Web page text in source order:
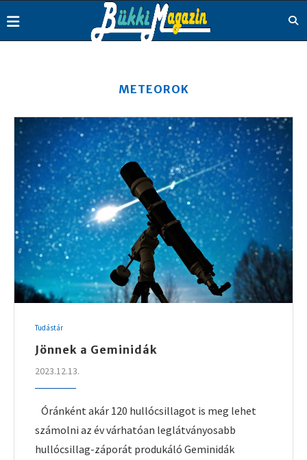
METEOROK
Tudástár
Jönnek a Geminidák
2023.12.13.
Óránként akár 120 hullócsillagot is meg lehet
számolni az év várhatóan leglátványosabb
hullócsillag-záporát produkáló Geminidák